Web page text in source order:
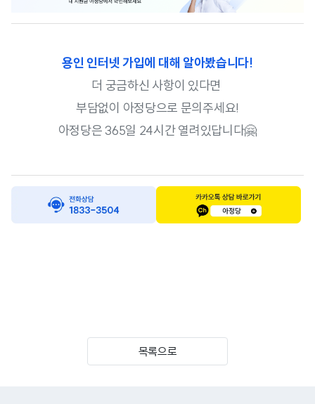
용인 인터넷 가입에 대해 알아봤습니다!
더 궁금하신 사항이 있다면
부담없이 아정당으로 문의주세요!
아정당은 365일 24시간 열려있답니다🤗
목록으로